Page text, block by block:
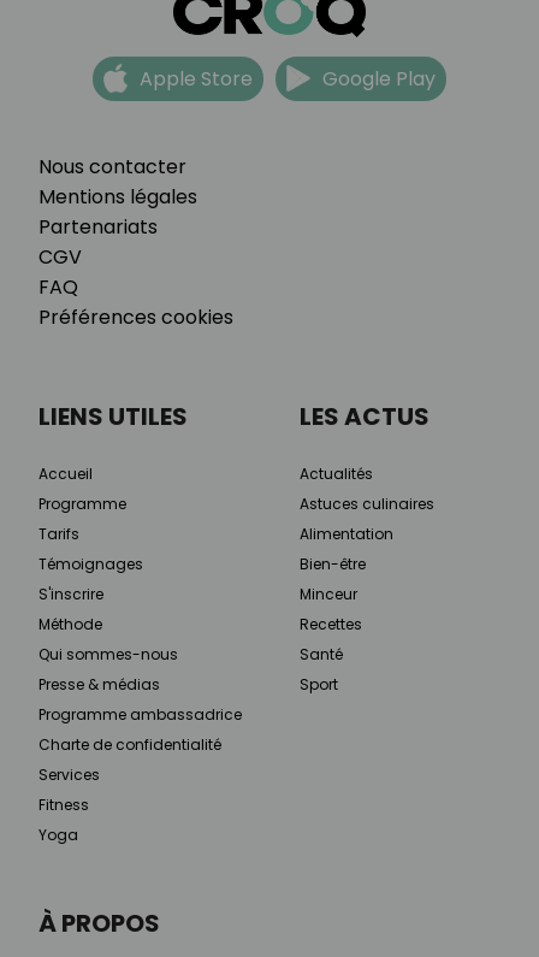
Nous contacter
Mentions légales
Partenariats
CGV
FAQ
Préférences cookies
Apple Store Google Play
À PROPOS
LIENS UTILES
Accueil
Programme
Tarifs
Témoignages
S'inscrire
Méthode
Qui sommes-nous
Presse & médias
Programme ambassadrice
Charte de confidentialité
Services
Fitness
Yoga
LES ACTUS
Actualités
Astuces culinaires
Alimentation
Bien-être
Minceur
Recettes
Santé
Sport